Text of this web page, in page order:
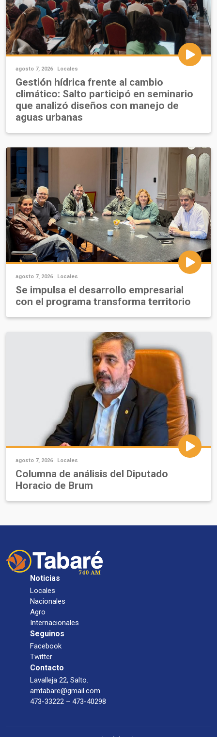
agosto 7, 2026 | Locales
Gestión hídrica frente al cambio
climático: Salto participó en seminario
que analizó diseños con manejo de
aguas urbanas
agosto 7, 2026 | Locales
Se impulsa el desarrollo empresarial
con el programa transforma territorio
agosto 7, 2026 | Locales
Columna de análisis del Diputado
Horacio de Brum
Noticias
Locales
Nacionales
Agro
Internacionales
Seguinos
Facebook
Twitter
Contacto
Lavalleja 22, Salto.
amtabare@gmail.com
473-33222 – 473-40298